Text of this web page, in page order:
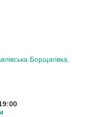
Борщагівка,